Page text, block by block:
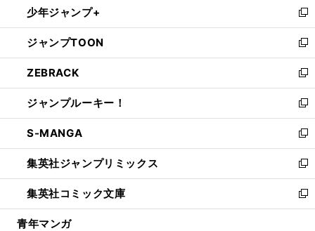
で
開
く
ド
ウ
で
開
く
ィ
ン
ド
ウ
で
開
く
い
ウ
ィ
ン
ド
ウ
で
開
く
少年ジャンプ+
新
し
い
ウ
ィ
ン
ド
ウ
で
開
く
ジャンプTOON
新
し
い
ウ
ィ
ン
ド
ウ
で
開
く
ZEBRACK
新
し
い
ウ
ィ
ン
ド
ウ
で
開
ジャンプルーキー！
新
し
い
ウ
ィ
ン
ド
ウ
S-MANGA
新
し
い
ウ
ィ
ン
集英社ジャンプリミックス
新
し
い
ウ
集英社コミック文庫
新
し
青年マンガ